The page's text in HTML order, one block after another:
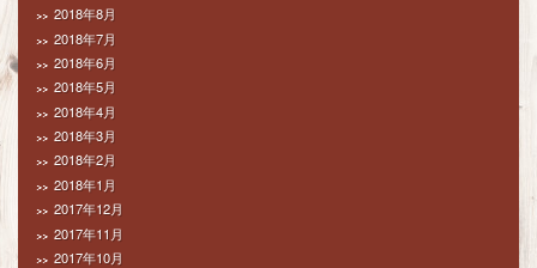
2018年8月
2018年7月
2018年6月
2018年5月
2018年4月
2018年3月
2018年2月
2018年1月
2017年12月
2017年11月
2017年10月